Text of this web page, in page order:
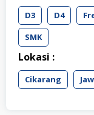
D3 D4
SMK
Lokasi :
Cikarang